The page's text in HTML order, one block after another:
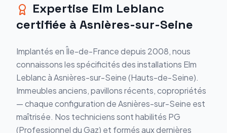
Expertise Elm Leblanc
certifiée à Asnières-sur-Seine
Implantés en Île-de-France depuis 2008, nous
connaissons les spécificités des installations Elm
Leblanc à Asnières-sur-Seine (Hauts-de-Seine).
Immeubles anciens, pavillons récents, copropriétés
— chaque configuration de Asnières-sur-Seine est
maîtrisée. Nos techniciens sont habilités PG
(Professionnel du Gaz) et formés aux dernières